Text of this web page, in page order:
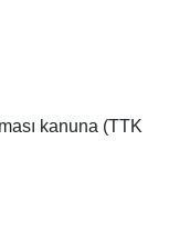
kanuna (TTK